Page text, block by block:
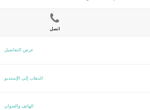
اتصل
عرض التفاصيل
الذهاب إلى الإستديو
الهاتف والعنوان